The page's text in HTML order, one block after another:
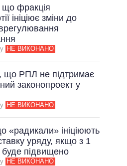
що фракція
ініціює зміни до
НЕ ВИКОНАНО
що РПЛ не підтримає
законопроект у
НЕ ВИКОНАНО
«радикали» ініціюють
уряду, якщо з 1
буде підвищено
НЕ ВИКОНАНО